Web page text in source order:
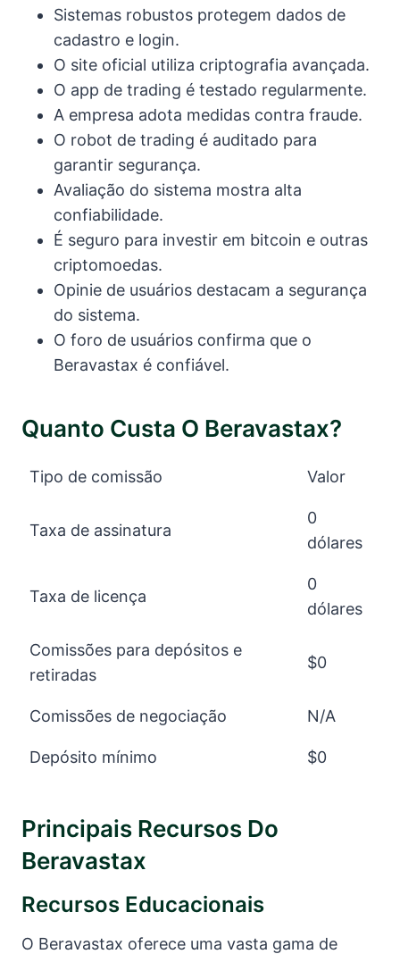
Sistemas robustos protegem dados de
cadastro e login.
O site oficial utiliza criptografia avançada.
O app de trading é testado regularmente.
A empresa adota medidas contra fraude.
O robot de trading é auditado para
garantir segurança.
Avaliação do sistema mostra alta
confiabilidade.
É seguro para investir em bitcoin e outras
criptomoedas.
Opinie de usuários destacam a segurança
do sistema.
O foro de usuários confirma que o
Beravastax é confiável.
Quanto Custa O Beravastax?
Tipo de comissão Valor
Taxa de assinatura
0
dólares
Taxa de licença
0
dólares
Comissões para depósitos e
retiradas
$0
Comissões de negociação N/A
Depósito mínimo $0
Principais Recursos Do
Beravastax
Recursos Educacionais
O Beravastax oferece uma vasta gama de